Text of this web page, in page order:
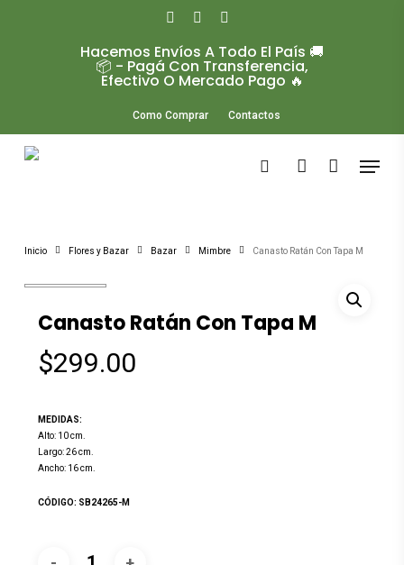
Hacemos Envíos A Todo El País 🚚
📦 - Pagá Con Transferencia,
Efectivo O Mercado Pago 🔥
Como Comprar Contactos
account
Menu
Inicio Flores y Bazar Bazar Mimbre Canasto Ratán Con Tapa M
Canasto Ratán Con Tapa M
$299.00
MEDIDAS:
Alto: 10 cm.
Largo: 26 cm.
Ancho: 16 cm.
CÓDIGO: SB24265-M